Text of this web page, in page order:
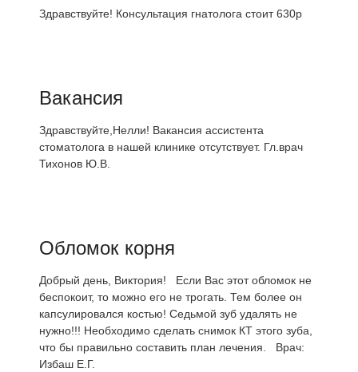
Здравствуйте! Консультация гнатолога стоит 630р
Вакансия
Здравствуйте,Нелли! Вакансия ассистента
стоматолога в нашей клинике отсутствует. Гл.врач
Тихонов Ю.В.
Обломок корня
Добрый день, Виктория! Если Вас этот обломок не
беспокоит, то можно его не трогать. Тем более он
капсулировался костью! Седьмой зуб удалять не
нужно!!! Необходимо сделать снимок КТ этого зуба,
что бы правильно составить план лечения. Врач:
Избаш Е.Г.